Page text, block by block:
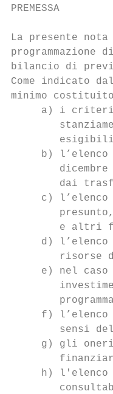
PREMESSA
La presente
bilancio di
Come indicato
minimo
a) i
b) l’elenco
dicembre
dai
c) l’elenco
e altri
d) l’elenco
risorse
e) nel caso
f) l’elenco
sensi
g) gli
h) l'elenco